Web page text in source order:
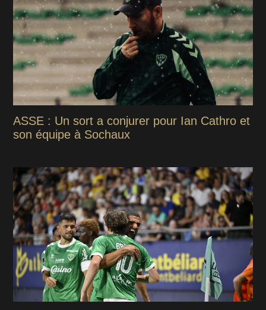
ASSE : Un sort a conjurer pour Ian Cathro et
son équipe à Sochaux